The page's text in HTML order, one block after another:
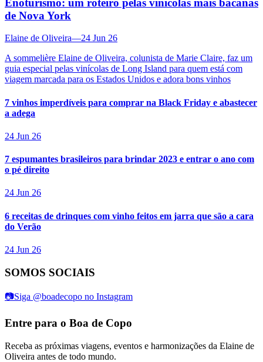
de Nova York
Elaine de Oliveira—24 Jun 26
A sommelière Elaine de Oliveira, colunista de Marie Claire, faz um
guia especial pelas vinícolas de Long Island para quem está com
viagem marcada para os Estados Unidos e adora bons vinhos
7 vinhos imperdíveis para comprar na Black Friday e abastecer
a adega
24 Jun 26
7 espumantes brasileiros para brindar 2023 e entrar o ano com
o pé direito
24 Jun 26
6 receitas de drinques com vinho feitos em jarra que são a cara
do Verão
24 Jun 26
SOMOS SOCIAIS
📷Siga @boadecopo no Instagram
Entre para o Boa de Copo
Receba as próximas viagens, eventos e harmonizações da Elaine de
Oliveira antes de todo mundo.